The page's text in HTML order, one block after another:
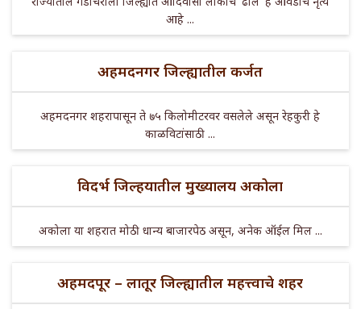
आहे ...
अहमदनगर जिल्ह्यातील कर्जत
अहमदनगर शहरापासून ते ७५ किलोमीटरवर वसलेले असून रेहकुरी हे
काळविटांसाठी ...
विदर्भ जिल्हयातील मुख्यालय अकोला
अकोला या शहरात मोठी धान्य बाजारपेठ असून, अनेक ऑईल मिल ...
अहमदपूर – लातूर जिल्ह्यातील महत्त्वाचे शहर